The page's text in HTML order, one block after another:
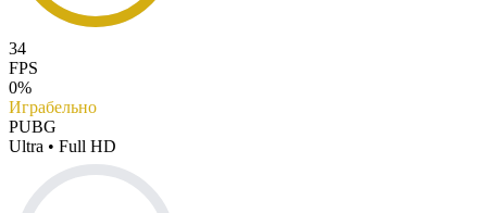
34
FPS
0%
Играбельно
PUBG
Ultra • Full HD